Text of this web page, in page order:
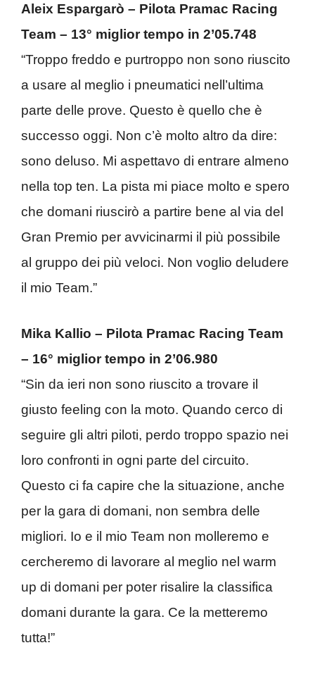
Aleix Espargarò – Pilota Pramac Racing
Team – 13° miglior tempo in 2’05.748
“Troppo freddo e purtroppo non sono riuscito
a usare al meglio i pneumatici nell’ultima
parte delle prove. Questo è quello che è
successo oggi. Non c’è molto altro da dire:
sono deluso. Mi aspettavo di entrare almeno
nella top ten. La pista mi piace molto e spero
che domani riuscirò a partire bene al via del
Gran Premio per avvicinarmi il più possibile
al gruppo dei più veloci. Non voglio deludere
il mio Team.”
Mika Kallio – Pilota Pramac Racing Team
– 16° miglior tempo in 2’06.980
“Sin da ieri non sono riuscito a trovare il
giusto feeling con la moto. Quando cerco di
seguire gli altri piloti, perdo troppo spazio nei
loro confronti in ogni parte del circuito.
Questo ci fa capire che la situazione, anche
per la gara di domani, non sembra delle
migliori. Io e il mio Team non molleremo e
cercheremo di lavorare al meglio nel warm
up di domani per poter risalire la classifica
domani durante la gara. Ce la metteremo
tutta!”